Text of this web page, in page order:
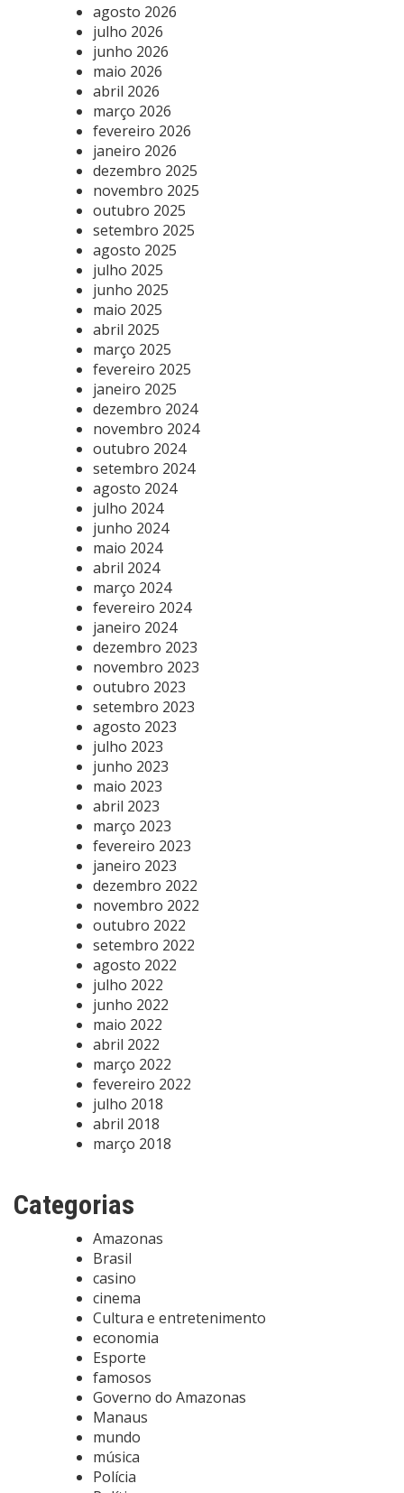
agosto 2026
julho 2026
junho 2026
maio 2026
abril 2026
março 2026
fevereiro 2026
janeiro 2026
dezembro 2025
novembro 2025
outubro 2025
setembro 2025
agosto 2025
julho 2025
junho 2025
maio 2025
abril 2025
março 2025
fevereiro 2025
janeiro 2025
dezembro 2024
novembro 2024
outubro 2024
setembro 2024
agosto 2024
julho 2024
junho 2024
maio 2024
abril 2024
março 2024
fevereiro 2024
janeiro 2024
dezembro 2023
novembro 2023
outubro 2023
setembro 2023
agosto 2023
julho 2023
junho 2023
maio 2023
abril 2023
março 2023
fevereiro 2023
janeiro 2023
dezembro 2022
novembro 2022
outubro 2022
setembro 2022
agosto 2022
julho 2022
junho 2022
maio 2022
abril 2022
março 2022
fevereiro 2022
julho 2018
abril 2018
março 2018
Categorias
Amazonas
Brasil
casino
cinema
Cultura e entretenimento
economia
Esporte
famosos
Governo do Amazonas
Manaus
mundo
música
Polícia